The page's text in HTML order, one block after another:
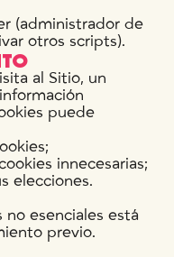
(administrador de
otros scripts).
al Sitio, un
puede
innecesarias;
elecciones.
esenciales está
previo.